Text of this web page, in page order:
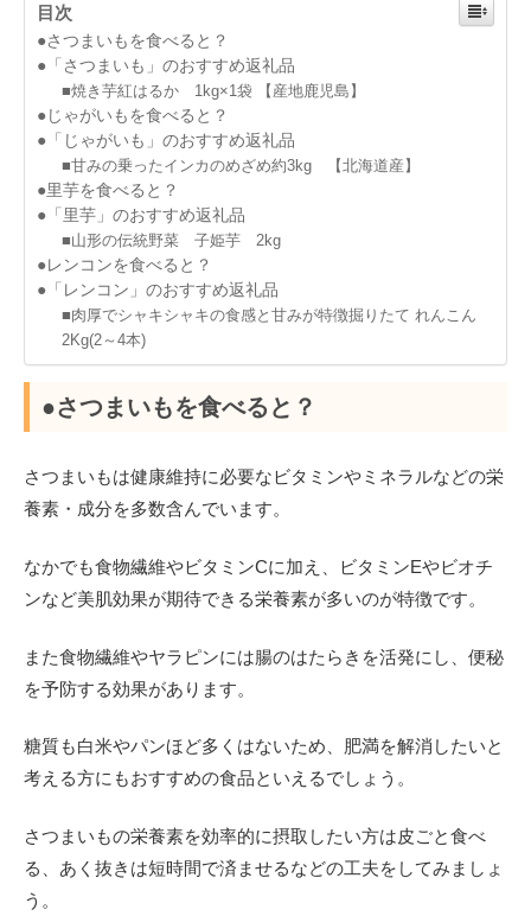
目次
●さつまいもを食べると？
●「さつまいも」のおすすめ返礼品
■焼き芋紅はるか 1kg×1袋 【産地鹿児島】
●じゃがいもを食べると？
●「じゃがいも」のおすすめ返礼品
■甘みの乗ったインカのめざめ約3kg 【北海道産】
●里芋を食べると？
●「里芋」のおすすめ返礼品
■山形の伝統野菜 子姫芋 2kg
●レンコンを食べると？
●「レンコン」のおすすめ返礼品
■肉厚でシャキシャキの食感と甘みが特徴掘りたて れんこん
2Kg(2～4本)
●さつまいもを食べると？
さつまいもは健康維持に必要なビタミンやミネラルなどの栄
養素・成分を多数含んでいます。
なかでも食物繊維やビタミンCに加え、ビタミンEやビオチ
ンなど美肌効果が期待できる栄養素が多いのが特徴です。
また食物繊維やヤラピンには腸のはたらきを活発にし、便秘
を予防する効果があります。
糖質も白米やパンほど多くはないため、肥満を解消したいと
考える方にもおすすめの食品といえるでしょう。
さつまいもの栄養素を効率的に摂取したい方は皮ごと食べ
る、あく抜きは短時間で済ませるなどの工夫をしてみましょ
う。